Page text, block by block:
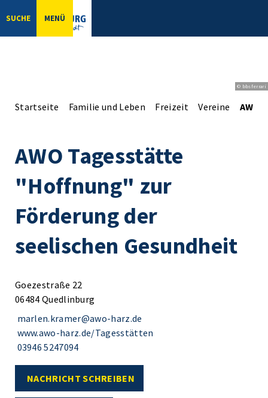
SUCHE MENÜ
© bbsferrari
Startseite Familie und Leben Freizeit Vereine AWO
AWO Tagesstätte
"Hoffnung" zur
Förderung der
seelischen Gesundheit
Goezestraße 22
06484 Quedlinburg
marlen.kramer@awo-harz.de
www.awo-harz.de/Tagesstätten
03946 5247094
NACHRICHT SCHREIBEN